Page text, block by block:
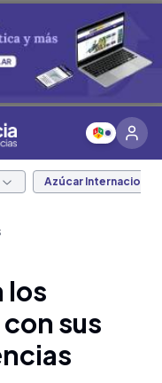
Azúcar Internacional
los
sus